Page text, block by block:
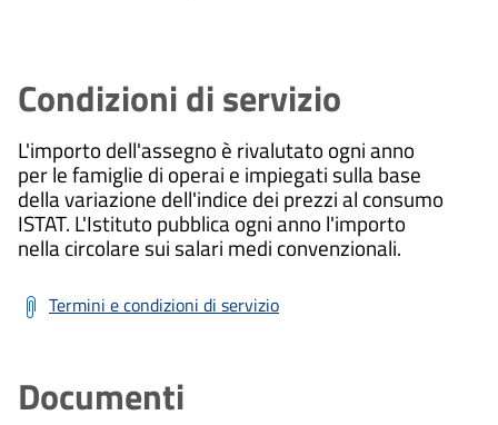
Condizioni di servizio
L'importo dell'assegno è rivalutato ogni anno
per le famiglie di operai e impiegati sulla base
della variazione dell'indice dei prezzi al consumo
ISTAT. L'Istituto pubblica ogni anno l'importo
nella circolare sui salari medi convenzionali.
Termini e condizioni di servizio
Documenti